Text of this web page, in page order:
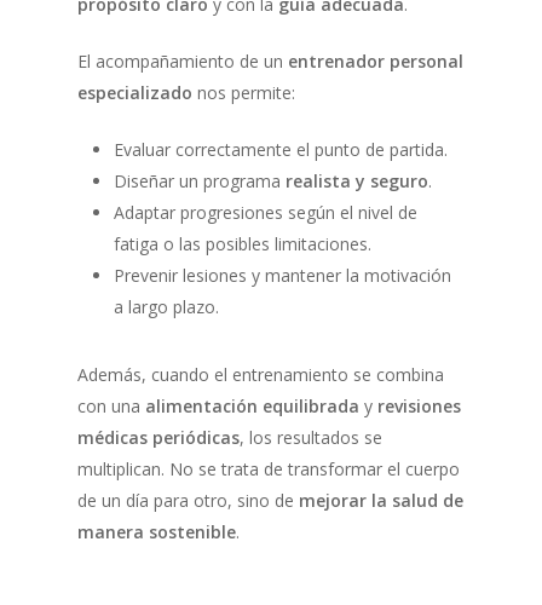
El acompañamiento de un entrenador personal
especializado nos permite:
Evaluar correctamente el punto de partida.
Diseñar un programa realista y seguro.
Adaptar progresiones según el nivel de
fatiga o las posibles limitaciones.
Prevenir lesiones y mantener la motivación
a largo plazo.
Además, cuando el entrenamiento se combina
con una alimentación equilibrada y revisiones
médicas periódicas, los resultados se
multiplican. No se trata de transformar el cuerpo
de un día para otro, sino de mejorar la salud de
manera sostenible.